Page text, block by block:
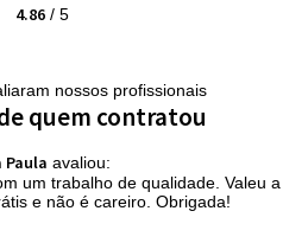
4.86/ 5
nossos profissionais
quem contratou
Paula avaliou:
um trabalho de qualidade. Valeu a
e não é careiro. Obrigada!